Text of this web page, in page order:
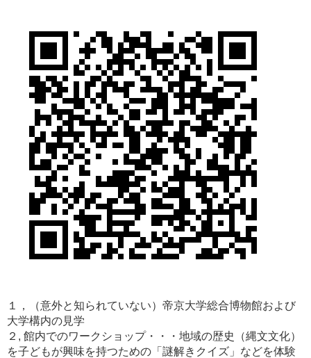
１，（意外と知られていない）帝京大学総合博物館および
大学構内の見学
２, 館内でのワークショップ・・・地域の歴史（縄文文化）
を子どもが興味を持つための「謎解きクイズ」などを体験